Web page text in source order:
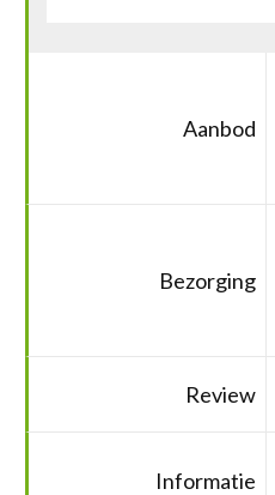
Aanbod
Bezorging
Review
Informatie